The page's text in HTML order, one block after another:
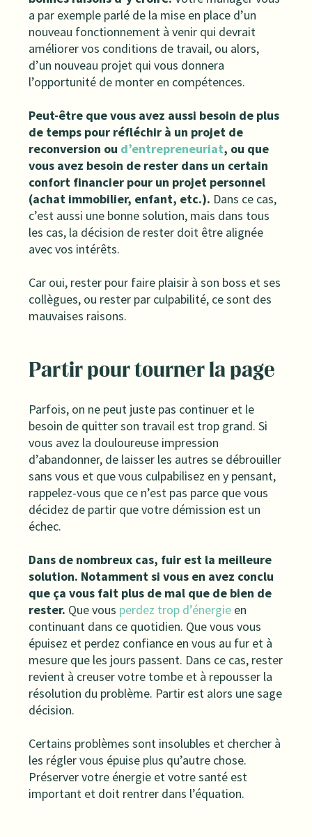
a par exemple parlé de la mise en place d’un
nouveau fonctionnement à venir qui devrait
améliorer vos conditions de travail, ou alors,
d’un nouveau projet qui vous donnera
l’opportunité de monter en compétences.
Peut-être que vous avez aussi besoin de plus
de temps pour réfléchir à un projet de
reconversion ou d’entrepreneuriat, ou que
vous avez besoin de rester dans un certain
confort financier pour un projet personnel
(achat immobilier, enfant, etc.). Dans ce cas,
c’est aussi une bonne solution, mais dans tous
les cas, la décision de rester doit être alignée
avec vos intérêts.
Car oui, rester pour faire plaisir à son boss et ses
collègues, ou rester par culpabilité, ce sont des
mauvaises raisons.
Partir pour tourner la page
Parfois, on ne peut juste pas continuer et le
besoin de quitter son travail est trop grand. Si
vous avez la douloureuse impression
d’abandonner, de laisser les autres se débrouiller
sans vous et que vous culpabilisez en y pensant,
rappelez-vous que ce n’est pas parce que vous
décidez de partir que votre démission est un
échec.
Dans de nombreux cas, fuir est la meilleure
solution. Notamment si vous en avez conclu
que ça vous fait plus de mal que de bien de
rester. Que vous perdez trop d’énergie en
continuant dans ce quotidien. Que vous vous
épuisez et perdez confiance en vous au fur et à
mesure que les jours passent. Dans ce cas, rester
revient à creuser votre tombe et à repousser la
résolution du problème. Partir est alors une sage
décision.
Certains problèmes sont insolubles et chercher à
les régler vous épuise plus qu’autre chose.
Préserver votre énergie et votre santé est
important et doit rentrer dans l’équation.